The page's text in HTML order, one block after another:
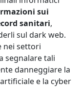
sui
sanitari,
sul dark web.
nei settori
segnalare tali
danneggiare la
e la cyber